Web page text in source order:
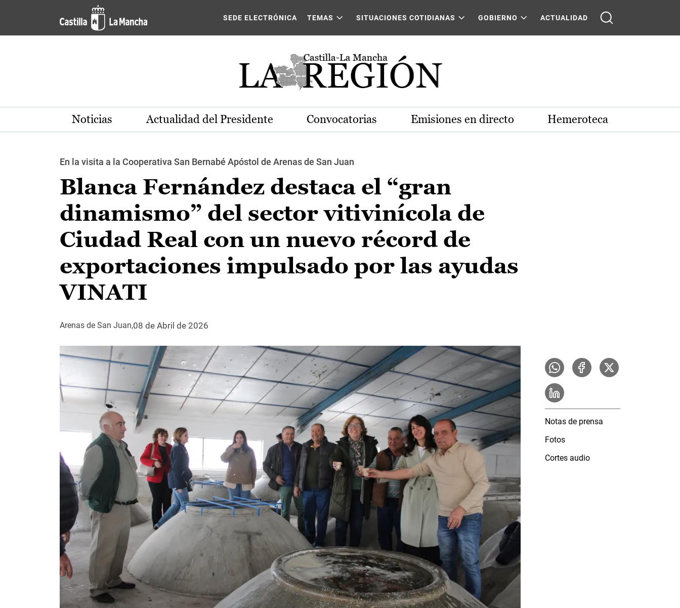
Pasar al contenido principal
SEDE ELECTRÓNICA TEMAS SITUACIONES COTIDIANAS GOBIERNO ACTUALIDAD
Noticias Actualidad del Presidente Convocatorias Emisiones en directo Hemeroteca
En la visita a la Cooperativa San Bernabé Apóstol de Arenas de San Juan
Blanca Fernández destaca el “gran
dinamismo” del sector vitivinícola de
Ciudad Real con un nuevo récord de
exportaciones impulsado por las ayudas
VINATI
Arenas de San Juan 08 de Abril de 2026
Notas de prensa
Fotos
Cortes audio